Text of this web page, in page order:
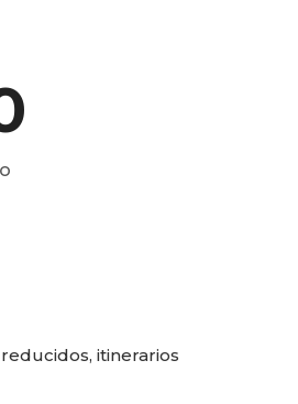
itinerarios